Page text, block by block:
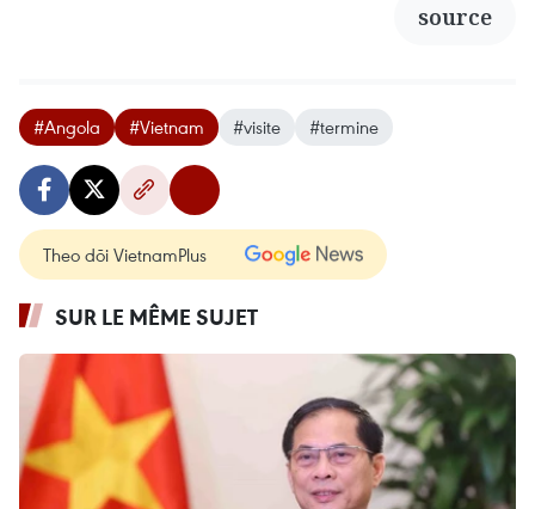
source
#Angola #Vietnam #visite #termine
Theo dõi VietnamPlus
SUR LE MÊME SUJET